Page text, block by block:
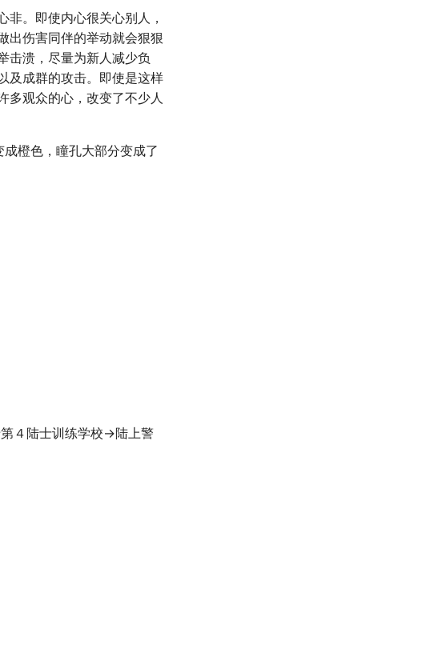
。即使内心很关心别人，
出伤害同伴的举动就会狠狠
击溃，尽量为新人减少负
及成群的攻击。即使是这样
多观众的心，改变了不少人
橙色，瞳孔大部分变成了
４陆士训练学校→陆上警